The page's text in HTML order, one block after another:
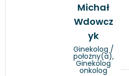
Michał
Wdowcz
yk
Ginekolog /
położny(a),
Ginekolog
onkolog